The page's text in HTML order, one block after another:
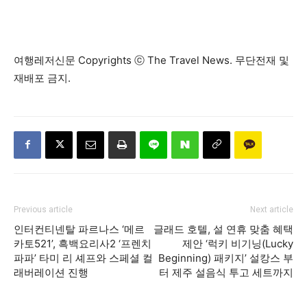
여행레저신문 Copyrights ⓒ The Travel News. 무단전재 및
재배포 금지.
Previous article
인터컨티넨탈 파르나스 ‘메르
카토521’, 흑백요리사2 ‘프렌치
파파’ 타미 리 셰프와 스페셜 컬
래버레이션 진행
Next article
글래드 호텔, 설 연휴 맞춤 혜택
제안 ‘럭키 비기닝(Lucky
Beginning) 패키지’ 설캉스 부
터 제주 설음식 투고 세트까지